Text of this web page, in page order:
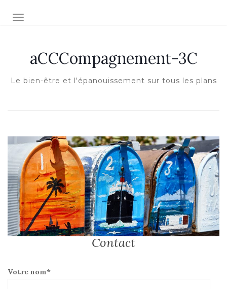
Afficher/masquer la navigation
aCCCompagnement-3C
Le bien-être et l'épanouissement sur tous les plans
Contact
Votre nom*